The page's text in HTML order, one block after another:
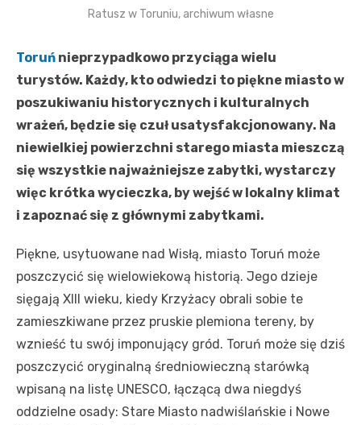
Ratusz w Toruniu, archiwum własne
Toruń nieprzypadkowo przyciąga wielu
turystów. Każdy, kto odwiedzi to piękne miasto w
poszukiwaniu historycznych i kulturalnych
wrażeń, będzie się czuł usatysfakcjonowany. Na
niewielkiej powierzchni starego miasta mieszczą
się wszystkie najważniejsze zabytki, wystarczy
więc krótka wycieczka, by wejść w lokalny klimat
i zapoznać się z głównymi zabytkami.
Piękne, usytuowane nad Wisłą, miasto Toruń może
poszczycić się wielowiekową historią. Jego dzieje
sięgają XIII wieku, kiedy Krzyżacy obrali sobie te
zamieszkiwane przez pruskie plemiona tereny, by
wznieść tu swój imponujący gród. Toruń może się dziś
poszczycić oryginalną średniowieczną starówką
wpisaną na listę UNESCO, łączącą dwa niegdyś
oddzielne osady: Stare Miasto nadwiślańskie i Nowe